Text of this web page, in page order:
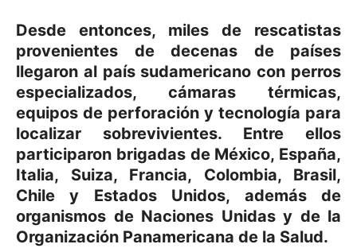
Desde entonces, miles de rescatistas
provenientes de decenas de países
llegaron al país sudamericano con perros
especializados, cámaras térmicas,
equipos de perforación y tecnología para
localizar sobrevivientes. Entre ellos
participaron brigadas de México, España,
Italia, Suiza, Francia, Colombia, Brasil,
Chile y Estados Unidos, además de
organismos de Naciones Unidas y de la
Organización Panamericana de la Salud.